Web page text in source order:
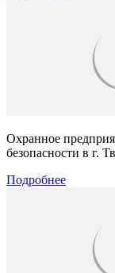
Охранное
безопасности в г.
Подробнее